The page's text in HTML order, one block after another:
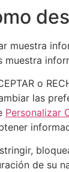
muestra
muestra
o
las
Personalizar
de su